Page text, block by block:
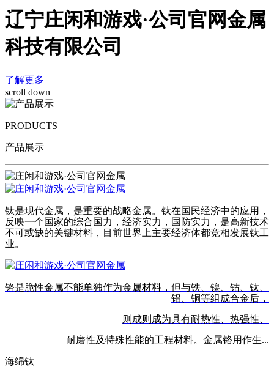
辽宁庄闲和游戏·公司官网金属
科技有限公司
了解更多
scroll down
PRODUCTS
产品展示
钛是现代金属，是重要的战略金属。钛在国民经济中的应用，
反映一个国家的综合国力，经济实力，国防实力，是高新技术
不可或缺的关键材料，目前世界上主要经济体都竞相发展钛工
业。
铬是脆性金属不能单独作为金属材料，但与铁、镍、钴、钛、
铝、铜等组成合金后，
则成则成为具有耐热性、热强性、
耐磨性及特殊性能的工程材料。金属铬用作生...
海绵钛